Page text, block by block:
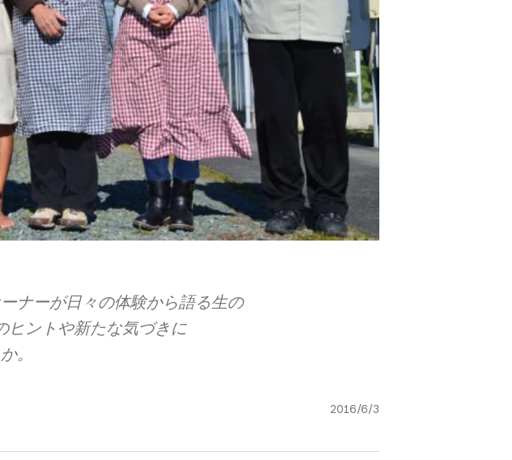
ナーが​日々の​体験から​語る​生の​
ヒントや​新たな​気づきに​
。
2016/6/3